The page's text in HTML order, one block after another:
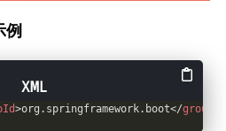
例
>org.springframework.boot</groupId